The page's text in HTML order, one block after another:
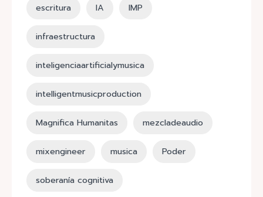
escritura IA IMP
infraestructura
inteligenciaartificialymusica
intelligentmusicproduction
Magnifica Humanitas mezcladeaudio
mixengineer musica Poder
soberanía cognitiva